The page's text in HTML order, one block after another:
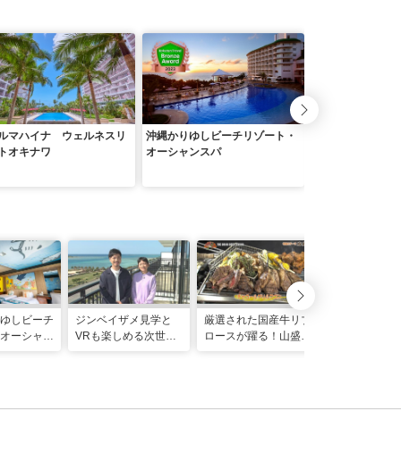
マハイナ ウェルネスリ
オキナワ
沖縄かりゆしビーチリゾート・
オーシャンスパ
しビーチ
ーシャン
ジンベイザメ見学と
VRも楽しめる次世代
厳選された国産牛リブ
ロースが躍る！山盛り